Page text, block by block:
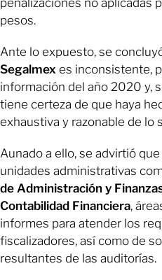
penalizaciones no aplicadas
pesos.
Ante lo expuesto, se
Segalmex es inconsistente,
información del año 2020 y,
tiene certeza de que haya
exhaustiva y razonable de lo
Aunado a ello, se advirtió
unidades administrativas
de Administración y
Contabilidad Financiera,
informes para atender los
fiscalizadores, así como de
resultantes de las auditorías.